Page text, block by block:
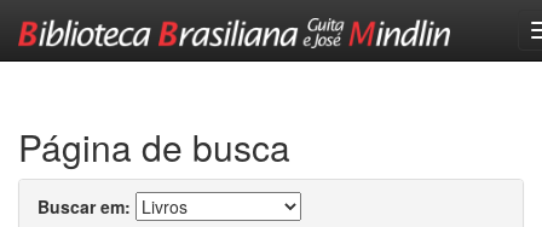
Página de busca
Buscar em: